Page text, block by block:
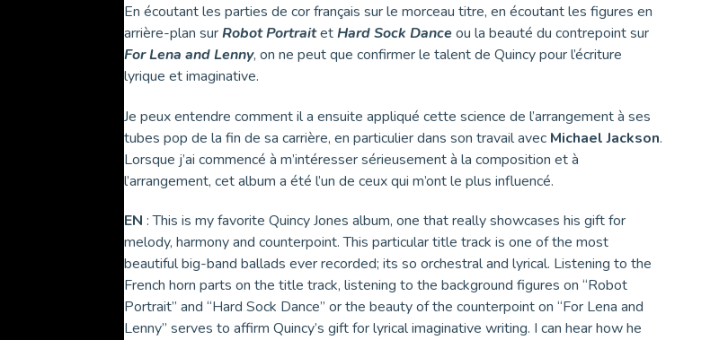
En écoutant les parties de cor français sur le morceau titre, en écoutant les figures en
arrière-plan surRobot PortraitetHard Sock Danceou la beauté du contrepoint sur
For Lena and Lenny, on ne peut que confirmer le talent de Quincy pour l’écriture
lyrique et imaginative.
Je peux entendre comment il a ensuite appliqué cette science de l’arrangement à ses
tubes pop de la fin de sa carrière, en particulier dans son travail avec Michael Jackson.
Lorsque j’ai commencé à m’intéresser sérieusement à la composition et à
l’arrangement, cet album a été l’un de ceux qui m’ont le plus influencé.
EN : This is my favorite Quincy Jones album, one that really showcases his gift for
melody, harmony and counterpoint. This particular title track is one of the most
beautiful big-band ballads ever recorded; its so orchestral and lyrical. Listening to the
French horn parts on the title track, listening to the background figures on “Robot
Portrait” and “Hard Sock Dance” or the beauty of the counterpoint on “For Lena and
Lenny” serves to affirm Quincy’s gift for lyrical imaginative writing. I can hear how he